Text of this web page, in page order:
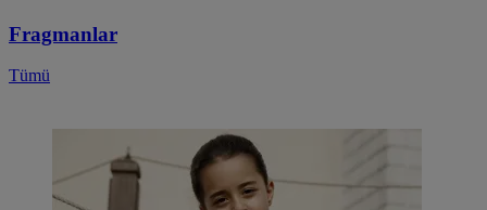
Fragmanlar
Tümü